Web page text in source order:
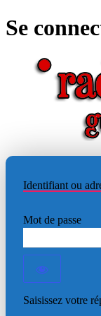
Se
Identifiant ou
Mot de passe
Saisissez votre